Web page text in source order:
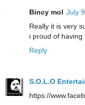
Bincy mol July
Really it is very
i proud of having
Reply
S.O.L.O
https://